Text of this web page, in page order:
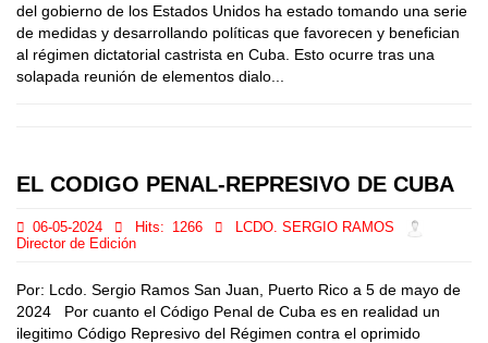
del gobierno de los Estados Unidos ha estado tomando una serie
de medidas y desarrollando políticas que favorecen y benefician
al régimen dictatorial castrista en Cuba. Esto ocurre tras una
solapada reunión de elementos dialo...
EL CODIGO PENAL-REPRESIVO DE CUBA
06-05-2024 Hits: 1266
LCDO. SERGIO RAMOS
Director de Edición
Por: Lcdo. Sergio Ramos San Juan, Puerto Rico a 5 de mayo de
2024 Por cuanto el Código Penal de Cuba es en realidad un
ilegitimo Código Represivo del Régimen contra el oprimido